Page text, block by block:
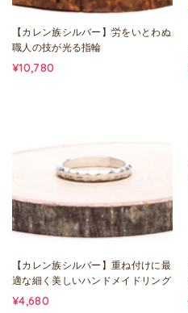
【カレン族シルバー】労をいとわぬ
職人の技が光る指輪
¥10,780
【カレン族シルバー】重ね付けに最
適な細く美しいハンドメイドリング
¥4,680